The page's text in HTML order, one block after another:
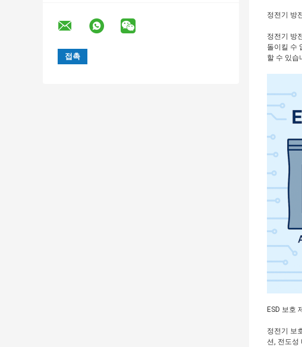
정전기 방
정전기 방
돌이킬 수
할 수 있습
ESD 보호
정전기 보
션, 전도성